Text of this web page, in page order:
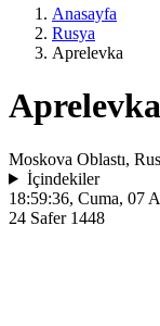
Anasayfa
Rusya
Aprelevka
Moskova Oblastı,
İçindekiler
18:59:36, Cuma, 07
24 Safer 1448